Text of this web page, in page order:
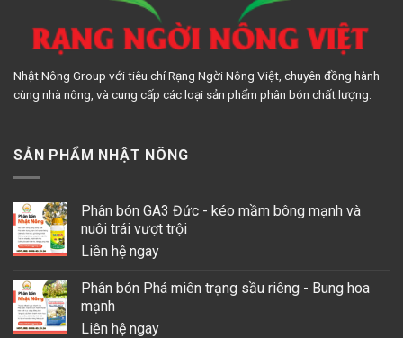
Nhật Nông Group với tiêu chí Rạng Ngời Nông Việt, chuyên đồng hành
cùng nhà nông, và cung cấp các loại sản phẩm phân bón chất lượng.
SẢN PHẨM NHẬT NÔNG
Phân bón GA3 Đức - kéo mầm bông mạnh và
nuôi trái vượt trội
Liên hệ ngay
Phân bón Phá miên trạng sầu riêng - Bung hoa
mạnh
Liên hệ ngay